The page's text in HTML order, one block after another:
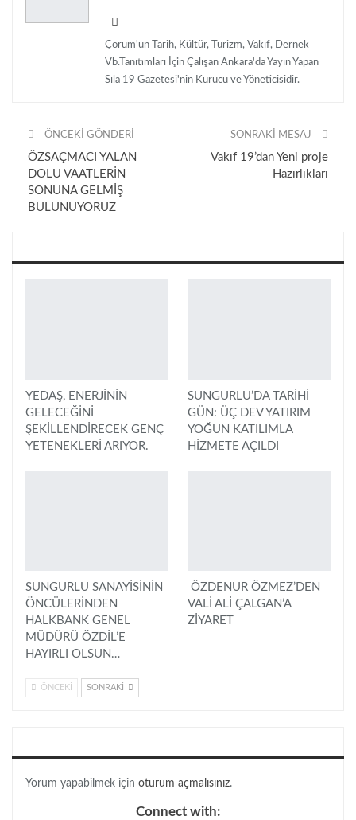
Çorum'un Tarih, Kültür, Turizm, Vakıf, Dernek
Vb.Tanıtımları İçin Çalışan Ankara'da Yayın Yapan
Sıla 19 Gazetesi'nin Kurucu ve Yöneticisidir.
ÖNCEKI GÖNDERI
ÖZSAÇMACI YALAN
DOLU VAATLERİN
SONUNA GELMİŞ
BULUNUYORUZ
SONRAKI MESAJ
Vakıf 19’dan Yeni proje
Hazırlıkları
YEDAŞ, ENERJİNİN
GELECEĞİNİ
ŞEKİLLENDİRECEK GENÇ
YETENEKLERİ ARIYOR.
SUNGURLU’DA TARİHİ
GÜN: ÜÇ DEV YATIRIM
YOĞUN KATILIMLA
HİZMETE AÇILDI
SUNGURLU SANAYİSİNİN
ÖNCÜLERİNDEN
HALKBANK GENEL
MÜDÜRÜ ÖZDİL’E
HAYIRLI OLSUN…
ÖZDENUR ÖZMEZ’DEN
VALİ ALİ ÇALGAN’A
ZİYARET
ÖNCEKI SONRAKI
Yorum yapabilmek için oturum açmalısınız.
Connect with: